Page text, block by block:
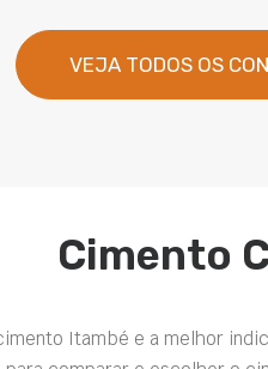
VEJA TODOS OS
Cimento
Itambé e a melhor